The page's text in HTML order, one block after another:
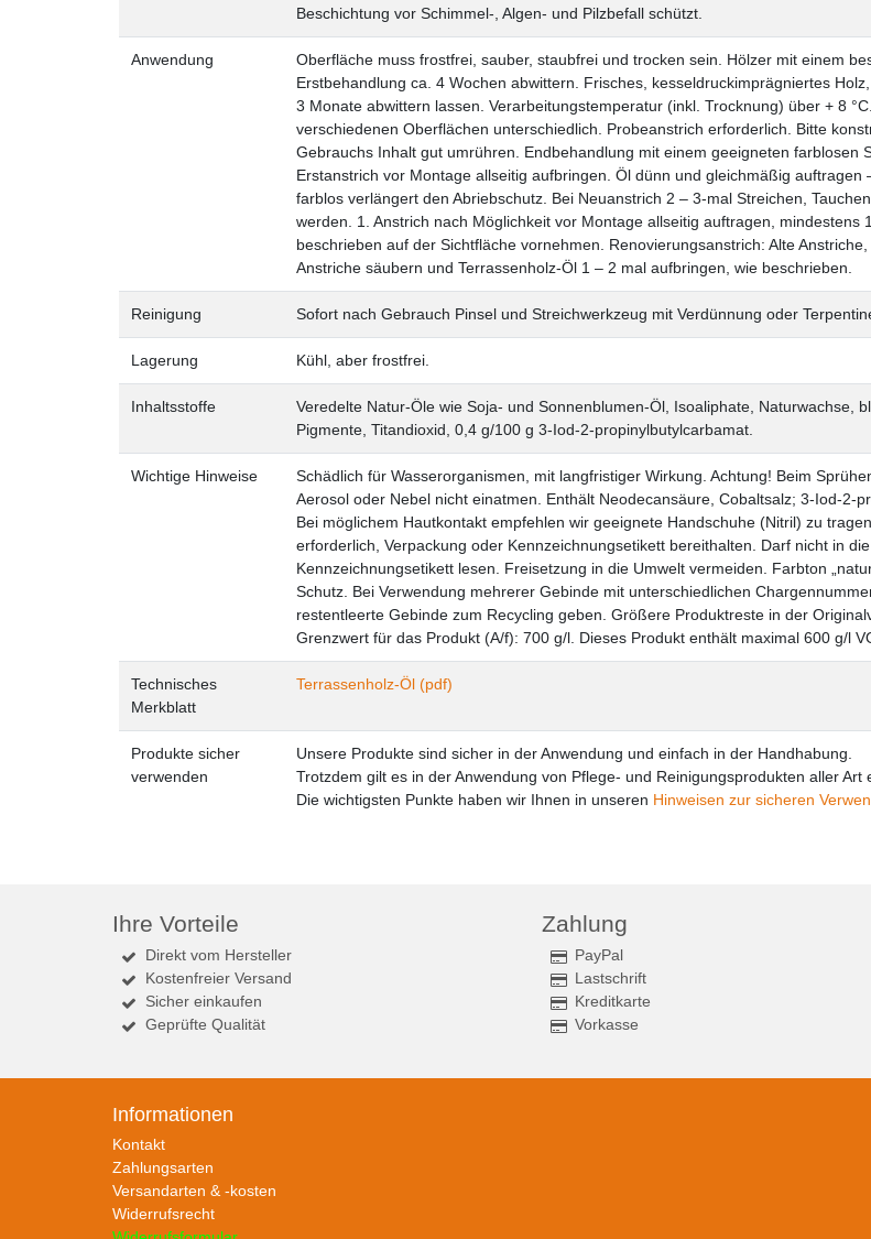
Beschichtung vor Schimmel-, Algen- und Pilzbefall schützt.
Anwendung Oberfläche muss frostfrei, sauber, staubfrei und trocken sein. Hölzer mit einem
Erstbehandlung ca. 4 Wochen abwittern. Frisches, kesseldruckimprägniertes
3 Monate abwittern lassen. Verarbeitungstemperatur (inkl. Trocknung) über + 8
verschiedenen Oberflächen unterschiedlich. Probeanstrich erforderlich. Bitte
Gebrauchs Inhalt gut umrühren. Endbehandlung mit einem geeigneten farblosen
Erstanstrich vor Montage allseitig aufbringen. Öl dünn und gleichmäßig auftragen
farblos verlängert den Abriebschutz. Bei Neuanstrich 2 – 3-mal Streichen,
werden. 1. Anstrich nach Möglichkeit vor Montage allseitig auftragen,
beschrieben auf der Sichtfläche vornehmen. Renovierungsanstrich: Alte
Anstriche säubern und Terrassenholz-Öl 1 – 2 mal aufbringen, wie beschrieben.
Reinigung Sofort nach Gebrauch Pinsel und Streichwerkzeug mit Verdünnung oder
Lagerung Kühl, aber frostfrei.
Inhaltsstoffe
Veredelte Natur-Öle wie Soja- und Sonnenblumen-Öl, Isoaliphate, Naturwachse,
Pigmente, Titandioxid, 0,4 g/100 g 3-Iod-2-propinylbutylcarbamat.
Wichtige Hinweise
Schädlich für Wasserorganismen, mit langfristiger Wirkung. Achtung! Beim
Aerosol oder Nebel nicht einatmen. Enthält Neodecansäure, Cobaltsalz; 3-Iod-2-
Bei möglichem Hautkontakt empfehlen wir geeignete Handschuhe (Nitril) zu
erforderlich, Verpackung oder Kennzeichnungsetikett bereithalten. Darf nicht in
Kennzeichnungsetikett lesen. Freisetzung in die Umwelt vermeiden. Farbton
Schutz. Bei Verwendung mehrerer Gebinde mit unterschiedlichen
restentleerte Gebinde zum Recycling geben. Größere Produktreste in der
Grenzwert für das Produkt (A/f): 700 g/l. Dieses Produkt enthält maximal 600 g/l
Technisches
Merkblatt
Terrassenholz-Öl (pdf)
Produkte sicher
verwenden
Unsere Produkte sind sicher in der Anwendung und einfach in der Handhabung.
Trotzdem gilt es in der Anwendung von Pflege- und Reinigungsprodukten aller Art
Die wichtigsten Punkte haben wir Ihnen in unseren Hinweisen zur sicheren
Ihre Vorteile
Direkt vom Hersteller
Kostenfreier Versand
Sicher einkaufen
Geprüfte Qualität
Zahlung
PayPal
Lastschrift
Kreditkarte
Vorkasse
Informationen
Kontakt
Zahlungsarten
Versandarten & -kosten
Widerrufsrecht